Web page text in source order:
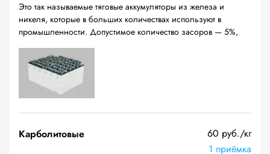
Это так называемые тяговые аккумуляторы из железа и
никеля, которые в больших количествах используют в
промышленности. Допустимое количество засоров — 5%,
Карболитовые
60 руб./кг
1 приёмка